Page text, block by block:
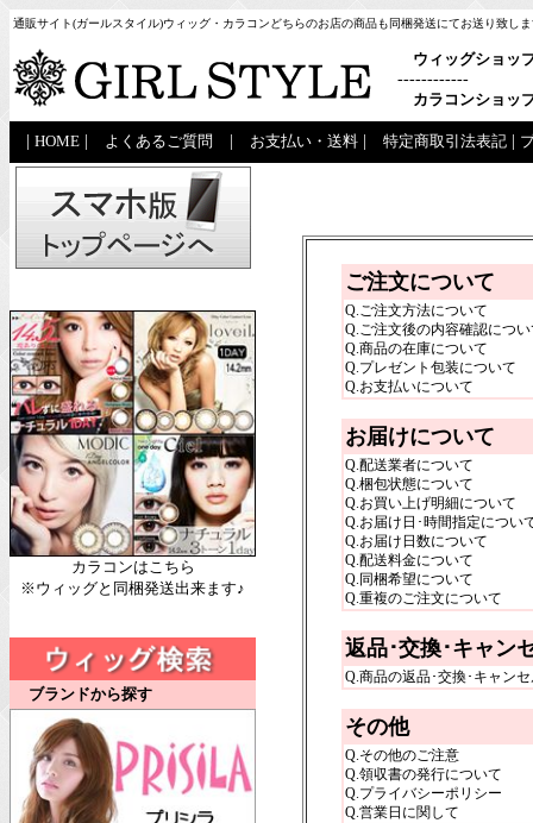
通販サイト(ガールスタイル)ウィッグ・カラコンどちらのお店の商品も同梱発送にてお送り致し
ウィッグショッ
------------
カラコンショッ
HOME よくあるご質問 お支払い・送料 特定商取引法表記
カラコンはこちら
※ウィッグと同梱発送出来ます♪
ブランドから探す
ご注文について
Q.ご注文方法について
Q.ご注文後の内容確認につ
Q.商品の在庫について
Q.プレゼント包装について
Q.お支払いについて
お届けについて
Q.配送業者について
Q.梱包状態について
Q.お買い上げ明細について
Q.お届け日･時間指定につい
Q.お届け日数について
Q.配送料金について
Q.同梱希望について
Q.重複のご注文について
返品･交換･キャン
Q.商品の返品･交換･キャン
その他
Q.その他のご注意
Q.領収書の発行について
Q.プライバシーポリシー
Q.営業日に関して